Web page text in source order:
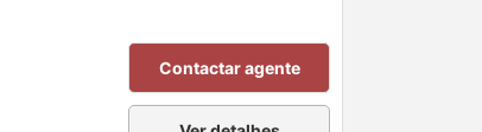
Contactar agente